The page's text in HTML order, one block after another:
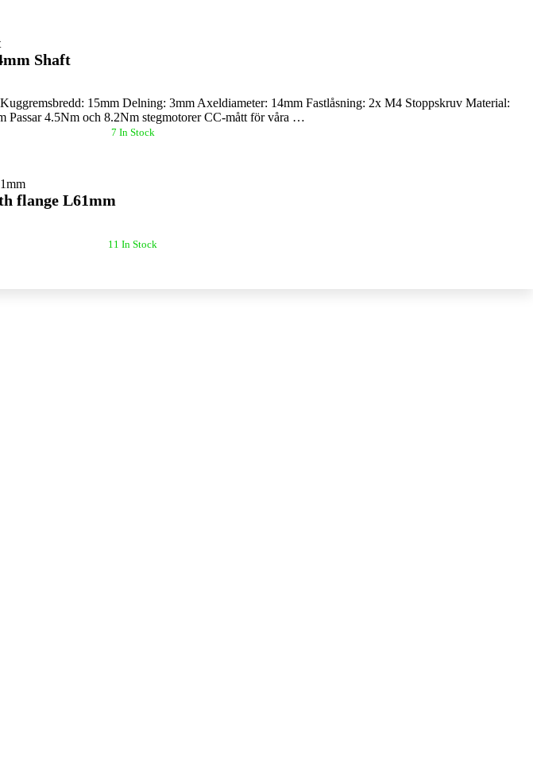
Shaft
15mm Delning: 3mm Axeldiameter: 14mm Fastlåsning: 2x M4 Stoppskruv Material:
Passar 4.5Nm och 8.2Nm stegmotorer CC-mått för våra …
7 In Stock
flange L61mm
11 In Stock